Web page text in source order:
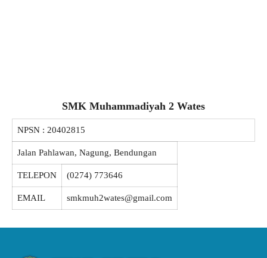
SMK Muhammadiyah 2 Wates
NPSN : 20402815
Jalan Pahlawan, Nagung, Bendungan
TELEPON (0274) 773646
EMAIL smkmuh2wates@gmail.com